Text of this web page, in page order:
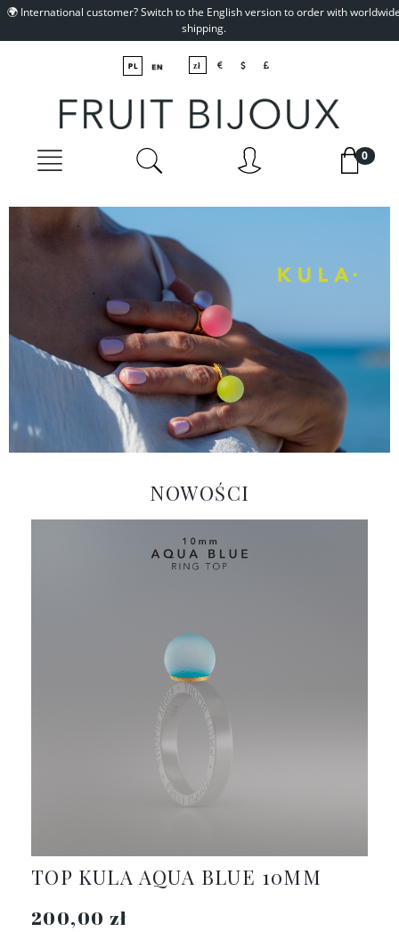
🌍 International customer? Switch to the English version to order with
shipping.
NOWOŚCI
TOP KULA AQUA BLUE 10MM
200,00 zł